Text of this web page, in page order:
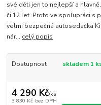
své děti jen to nejlepší a
či 12 let. Proto ve spolupráci s
velmi bezpečná autosedačka
nár... celý popis
Dostupnost skladem 1
4 290 Kč/ks
3 830 Kč bez DPH